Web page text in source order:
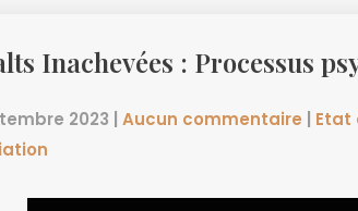
Inachevées : Processus
2023 Aucun commentaire Etat